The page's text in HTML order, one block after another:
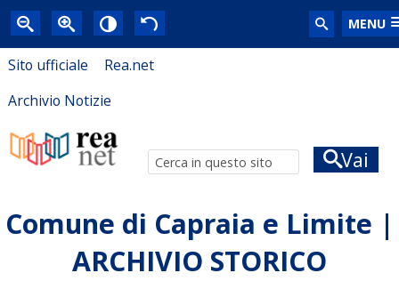
MENU
Sito ufficiale
Rea.net
Archivio Notizie
Vai
Comune di Capraia e Limite |
ARCHIVIO STORICO